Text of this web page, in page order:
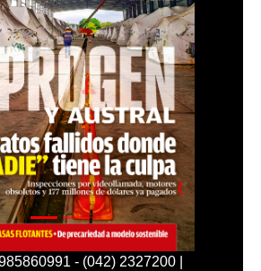
- (042) 2327200 |